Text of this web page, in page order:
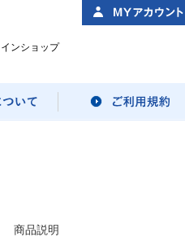
ンショップ
商品説明